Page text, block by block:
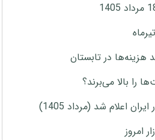
هزینه‌ها در تابستان
را بالا می‌برند؟
اعلام شد (مرداد 1405)
امروز